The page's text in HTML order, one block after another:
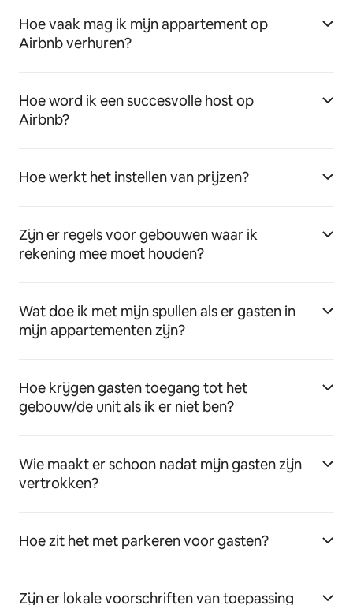
Hoe vaak mag ik mijn appartement op
Airbnb verhuren?
Hoe word ik een succesvolle host op
Airbnb?
Hoe werkt het instellen van prijzen?
Zijn er regels voor gebouwen waar ik
rekening mee moet houden?
Wat doe ik met mijn spullen als er gasten in
mijn appartementen zijn?
Hoe krijgen gasten toegang tot het
gebouw/de unit als ik er niet ben?
Wie maakt er schoon nadat mijn gasten zijn
vertrokken?
Hoe zit het met parkeren voor gasten?
Zijn er lokale voorschriften van toepassing